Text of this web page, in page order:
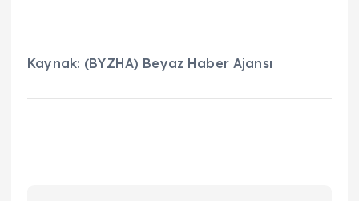
Kaynak: (BYZHA) Beyaz Haber Ajansı